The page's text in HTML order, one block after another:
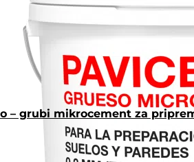
– grubi mikrocement za